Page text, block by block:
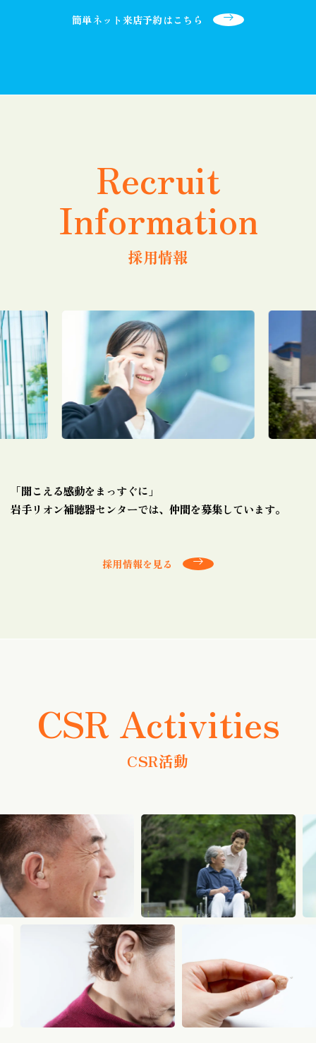
簡単ネット来店予約はこちら
Recruit
Information
採用情報
「聞こえる感動をまっすぐに」
岩手リオン補聴器センターでは、仲間を募集しています。
採用情報を見る
CSR Activities
CSR活動